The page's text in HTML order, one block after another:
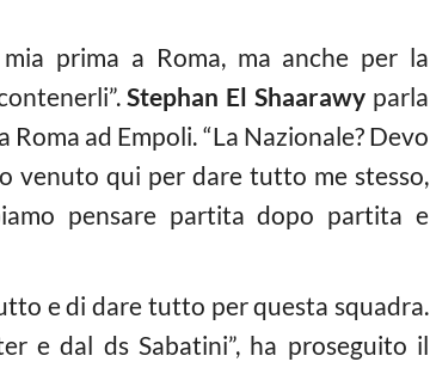
prima a Roma, ma anche per la
Stephan El Shaarawy parla
ad Empoli. “La Nazionale? Devo
venuto qui per dare tutto me stesso,
pensare partita dopo partita e
e di dare tutto per questa squadra.
e dal ds Sabatini”, ha proseguito il